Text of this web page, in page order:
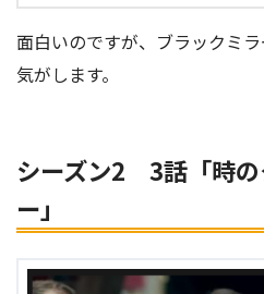
面白いのですが、ブラックミ
気がします。
シーズン2 3話「時の
ー」